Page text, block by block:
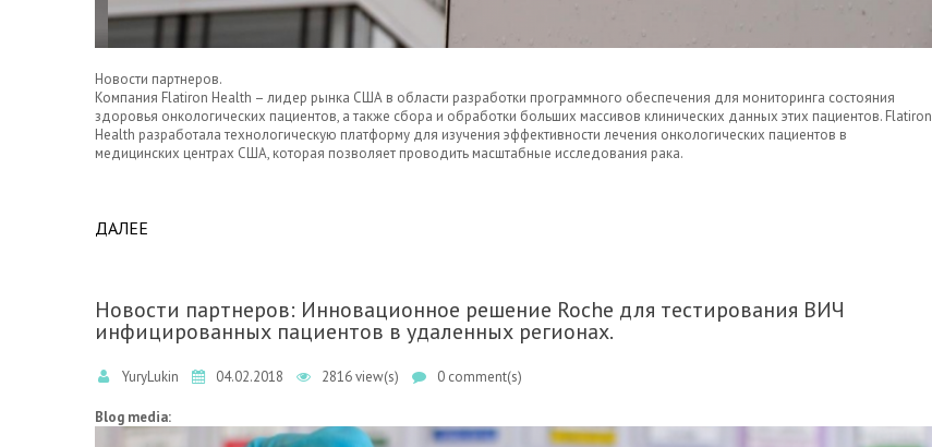
Новости партнеров.
Компания Flatiron Health – лидер рынка США в области разработки программного обеспечения для мониторинга состояния
здоровья онкологических пациентов, а также сбора и обработки больших массивов клинических данных этих пациентов. Flatiron
Health разработала технологическую платформу для изучения эффективности лечения онкологических пациентов в
медицинских центрах США, которая позволяет проводить масштабные исследования рака.
ДАЛЕЕ
Новости партнеров: Инновационное решение Roche для тестирования ВИЧ
инфицированных пациентов в удаленных регионах.
YuryLukin 04.02.2018 2816 view(s) 0 comment(s)
Blog media: